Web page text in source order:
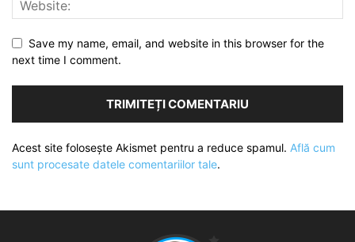
Save my name, email, and website in this browser for the
next time I comment.
Acest site folosește Akismet pentru a reduce spamul. Află cum
sunt procesate datele comentariilor tale.